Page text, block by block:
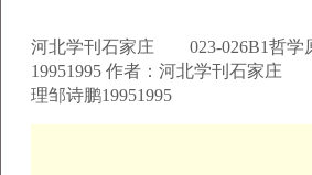
河北学刊石家庄 023-026B1哲学
19951995 作者：河北学刊石家庄
理邹诗鹏19951995